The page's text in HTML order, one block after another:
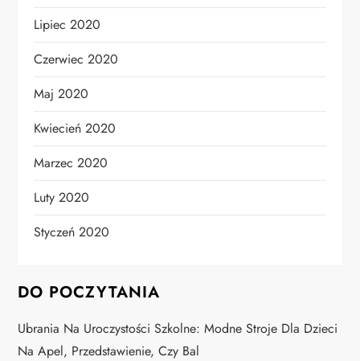
Lipiec 2020
Czerwiec 2020
Maj 2020
Kwiecień 2020
Marzec 2020
Luty 2020
Styczeń 2020
DO POCZYTANIA
Ubrania Na Uroczystości Szkolne: Modne Stroje Dla Dzieci
Na Apel, Przedstawienie, Czy Bal